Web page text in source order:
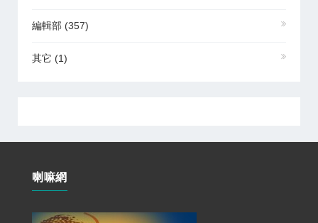
編輯部 (357)
其它 (1)
喇嘛網